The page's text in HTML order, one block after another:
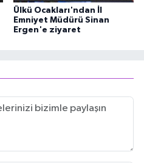
Ülkü Ocakları'ndan İl
Emniyet Müdürü Sinan
Ergen'e ziyaret